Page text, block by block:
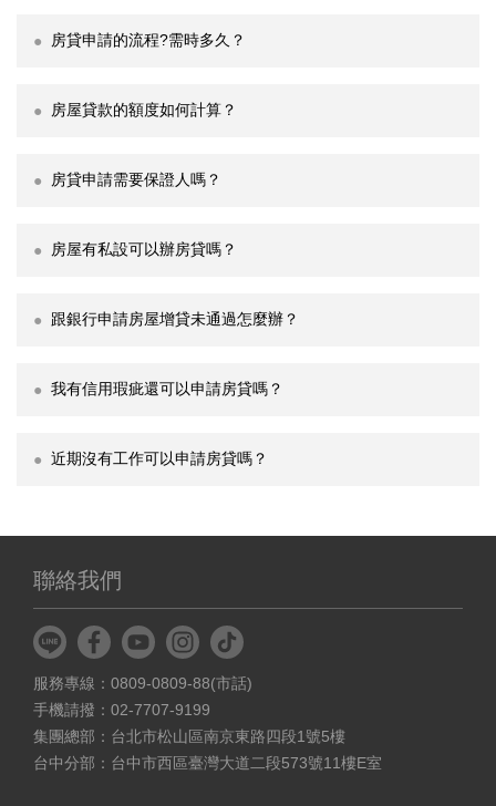
房貸申請的流程?需時多久？
房屋貸款的額度如何計算？
房貸申請需要保證人嗎？
房屋有私設可以辦房貸嗎？
跟銀行申請房屋增貸未通過怎麼辦？
我有信用瑕疵還可以申請房貸嗎？
近期沒有工作可以申請房貸嗎？
聯絡我們
服務專線：0809-0809-88(市話)
手機請撥：02-7707-9199
集團總部：台北市松山區南京東路四段1號5樓
台中分部：台中市西區臺灣大道二段573號11樓E室